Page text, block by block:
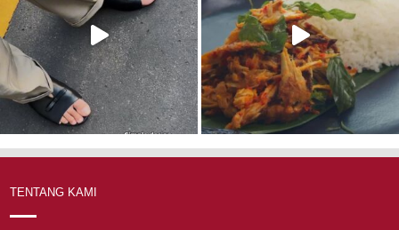
TENTANG KAMI